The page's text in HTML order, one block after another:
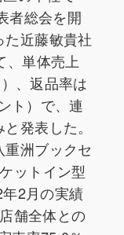
者総会を開
近藤敏貴社
、単体売上
、返品率は
ト）で、連
発表した。
洲ブックセ
ットイン型
2月の実績
舗全体との